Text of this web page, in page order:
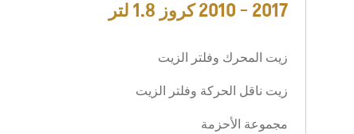
ابتداءً من 171,000 درهم إماراتي2017 - 2010 كروز 1.8 لتر
زيت المحرك وفلتر الزيت
زيت ناقل الحركة وفلتر الزيت
مجموعة الأحزمة